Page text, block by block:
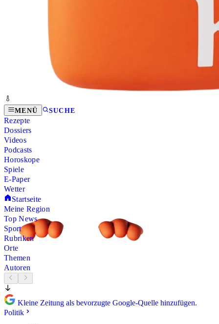
MENÜ SUCHE
Rezepte
Dossiers
Videos
Podcasts
Horoskope
Spiele
E-Paper
Wetter
Startseite
Meine Region
Top News
Sport
Rubriken
Orte
Themen
Autoren
Kleine Zeitung als bevorzugte Google-Quelle hinzufügen.
Politik